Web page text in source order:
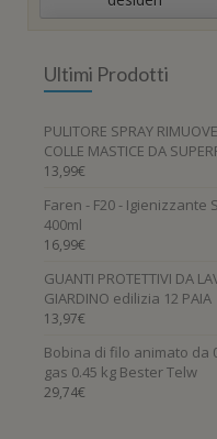
Ultimi Prodotti
PULITORE SPRAY
COLLE MASTICE DA
13,99€
Faren - F20 - Igienizzante
400ml
16,99€
GUANTI PROTETTIVI DA
GIARDINO edilizia 12 PAIA
13,97€
Bobina di filo animato da
gas 0.45 kg Bester Telw
29,74€